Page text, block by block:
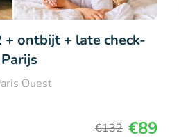
ontbijt + late check-
Ouest
€132 €89